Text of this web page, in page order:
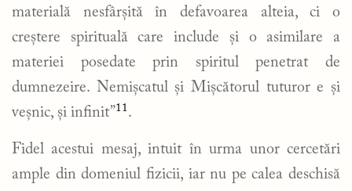
materială nesfârșită în defavoarea alteia, ci o
creștere spirituală care include și o asimilare a
materiei posedate prin spiritul penetrat de
dumnezeire. Nemișcatul și Mișcătorul tuturor e și
veșnic, și infinit”11.
Fidel acestui mesaj, intuit în urma unor cercetări
ample din domeniul fizicii, iar nu pe calea deschisă